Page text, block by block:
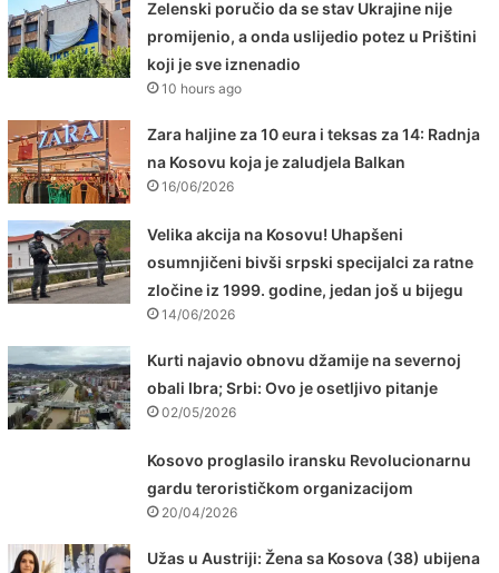
Zelenski poručio da se stav Ukrajine nije
promijenio, a onda uslijedio potez u Prištini
koji je sve iznenadio
10 hours ago
Zara haljine za 10 eura i teksas za 14: Radnja
na Kosovu koja je zaludjela Balkan
16/06/2026
Velika akcija na Kosovu! Uhapšeni
osumnjičeni bivši srpski specijalci za ratne
zločine iz 1999. godine, jedan još u bijegu
14/06/2026
Kurti najavio obnovu džamije na severnoj
obali Ibra; Srbi: Ovo je osetljivo pitanje
02/05/2026
Kosovo proglasilo iransku Revolucionarnu
gardu terorističkom organizacijom
20/04/2026
Užas u Austriji: Žena sa Kosova (38) ubijena